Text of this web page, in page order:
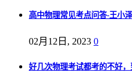
高中物理常见考点问答-王小泽
02月12日, 2023 0
好几次物理考试都考的不好，